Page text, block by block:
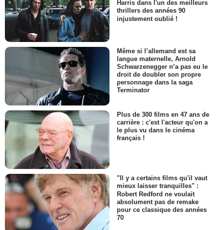
Harris dans l'un des meilleurs
thrillers des années 90
injustement oublié !
Même si l’allemand est sa
langue maternelle, Arnold
Schwarzenegger n’a pas eu le
droit de doubler son propre
personnage dans la saga
Terminator
Plus de 300 films en 47 ans de
carrière : c'est l'acteur qu'on a
le plus vu dans le cinéma
français !
"Il y a certains films qu'il vaut
mieux laisser tranquilles" :
Robert Redford ne voulait
absolument pas de remake
pour ce classique des années
70